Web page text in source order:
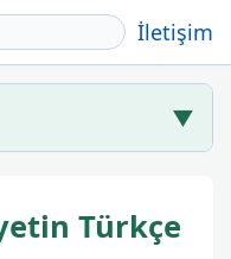
İletişim
▼
Türkçe